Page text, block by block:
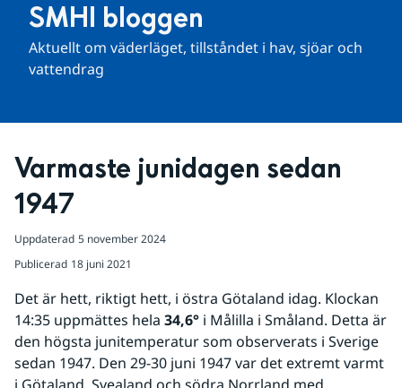
SMHI bloggen
Aktuellt om väderläget, tillståndet i hav, sjöar och
vattendrag
Varmaste junidagen sedan
1947
Uppdaterad 5 november 2024
Publicerad 18 juni 2021
Det är hett, riktigt hett, i östra Götaland idag. Klockan
14:35 uppmättes hela 34,6° i Målilla i Småland. Detta är
den högsta junitemperatur som observerats i Sverige
sedan 1947. Den 29-30 juni 1947 var det extremt varmt